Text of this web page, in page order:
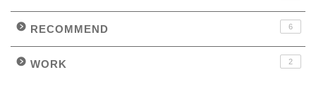
RECOMMEND 6
WORK 2